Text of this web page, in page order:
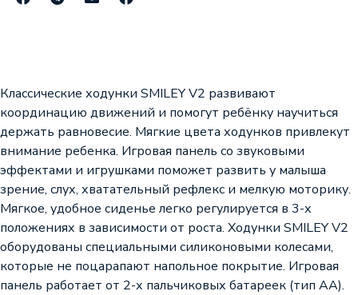
Классические ходунки SMILEY V2 развивают
координацию движений и помогут ребёнку научиться
держать равновесие. Мягкие цвета ходунков привлекут
внимание ребенка. Игровая панель со звуковыми
эффектами и игрушками поможет развить у малыша
зрение, слух, хватательный рефлекс и мелкую моторику.
Мягкое, удобное сиденье легко регулируется в 3-х
положениях в зависимости от роста. Ходунки SMILEY V2
оборудованы специальными силиконовыми колесами,
которые не поцарапают напольное покрытие. Игровая
панель работает от 2-х пальчиковых батареек (тип АА).